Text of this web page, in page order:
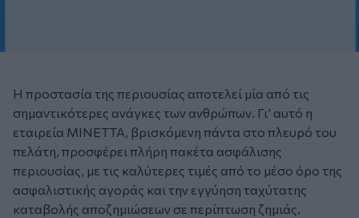
Η προστασία της περιουσίας αποτελεί μία από τις
σημαντικότερες ανάγκες των ανθρώπων. Γι’ αυτό η
εταιρεία ΜΙΝΕΤΤΑ, βρισκόμενη πάντα στο πλευρό του
πελάτη, προσφέρει πλήρη πακέτα ασφάλισης
περιουσίας, με τις καλύτερες τιμές από το μέσο όρο της
ασφαλιστικής αγοράς και την εγγύηση ταχύτατης
καταβολής αποζημιώσεων σε περίπτωση ζημιάς.